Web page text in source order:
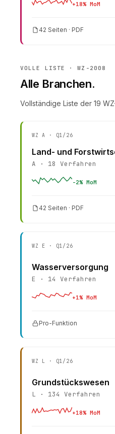
+18% MoM
42 Seiten · PDF
VOLLE LISTE · WZ-2008
Alle Branchen.
Vollständige Liste der 19
WZA · Q1/26
Land- und
A · 18 Verfahren
-2% MoM
42 Seiten · PDF
WZ E · Q1/26
Wasserversorgung
E · 14 Verfahren
+1% MoM
Pro-Funktion
WZ L · Q1/26
Grundstückswesen
L · 134 Verfahren
+18% MoM